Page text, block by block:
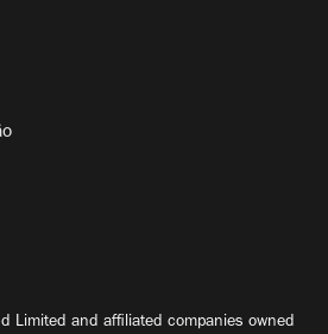
Limited and affiliated companies owned